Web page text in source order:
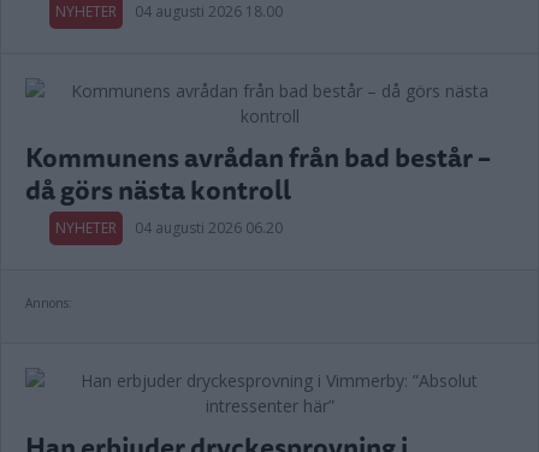
NYHETER 04 augusti 2026 18.00
Kommunens avrådan från bad består –
då görs nästa kontroll
NYHETER 04 augusti 2026 06.20
Annons: